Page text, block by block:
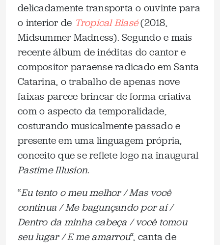
delicadamente transporta o ouvinte para
o interior de Tropical Blasé(2018,
Midsummer Madness). Segundo e mais
recente álbum de inéditas do cantor e
compositor paraense radicado em Santa
Catarina, o trabalho de apenas nove
faixas parece brincar de forma criativa
com o aspecto da temporalidade,
costurando musicalmente passado e
presente em uma linguagem própria,
conceito que se reflete logo na inaugural
Pastime Illusion.
“Eu tento o meu melhor / Mas você
continua / Me bagunçando por aí /
Dentro da minha cabeça / você tomou
seu lugar / E me amarrou“, canta de